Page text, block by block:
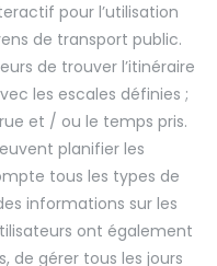
pour l’utilisation
de transport public.
de trouver l’itinéraire
les escales définies ;
et / ou le temps pris.
planifier les
tous les types de
informations sur les
ont également
de gérer tous les jours